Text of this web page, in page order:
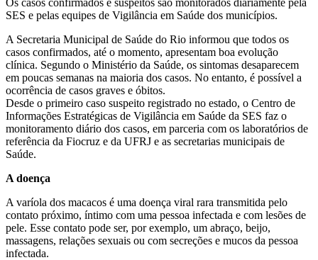
Os casos confirmados e suspeitos são monitorados diariamente pela
SES e pelas equipes de Vigilância em Saúde dos municípios.
A Secretaria Municipal de Saúde do Rio informou que todos os
casos confirmados, até o momento, apresentam boa evolução
clínica. Segundo o Ministério da Saúde, os sintomas desaparecem
em poucas semanas na maioria dos casos. No entanto, é possível a
ocorrência de casos graves e óbitos.
Desde o primeiro caso suspeito registrado no estado, o Centro de
Informações Estratégicas de Vigilância em Saúde da SES faz o
monitoramento diário dos casos, em parceria com os laboratórios de
referência da Fiocruz e da UFRJ e as secretarias municipais de
Saúde.
A doença
A varíola dos macacos é uma doença viral rara transmitida pelo
contato próximo, íntimo com uma pessoa infectada e com lesões de
pele. Esse contato pode ser, por exemplo, um abraço, beijo,
massagens, relações sexuais ou com secreções e mucos da pessoa
infectada.